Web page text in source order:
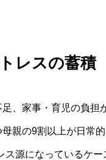
レスの蓄積
、家事・育児の負
親の9割以上が日常
ス源になっているケ